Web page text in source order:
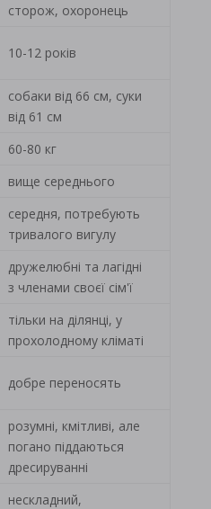
сторож, охоронець
10-12 років
собаки від 66 см, суки
від 61 см
60-80 кг
вище середнього
середня, потребують
тривалого вигулу
дружелюбні та лагідні
з членами своєї сім'ї
тільки на ділянці, у
прохолодному кліматі
добре переносять
розумні, кмітливі, але
погано піддаються
дресируванні
нескладний,